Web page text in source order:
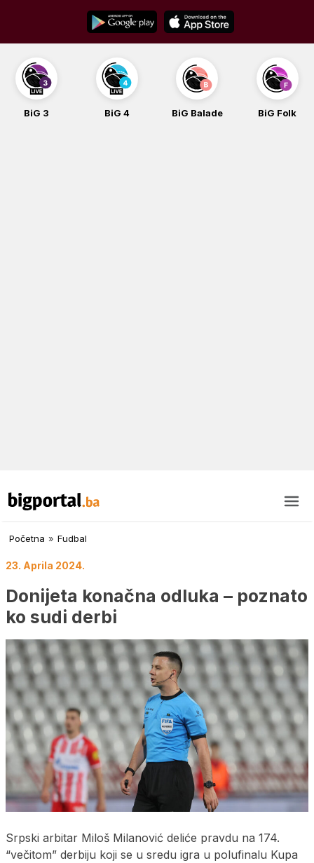
content
BiG 3 BiG 4 BiG Balade BiG Folk
Početna » Fudbal
23. Aprila 2024.
Donijeta konačna odluka – poznato
ko sudi derbi
Srpski arbitar Miloš Milanović deliće pravdu na 174.
“večitom” derbiju koji se u sredu igra u polufinalu Kupa